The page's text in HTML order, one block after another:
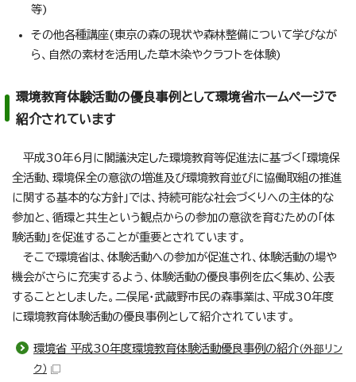
等)
その他各種講座(東京の森の現状や森林整備について学びなが
ら、自然の素材を活用した草木染やクラフトを体験)
環境教育体験活動の優良事例として環境省ホームページで
紹介されています
平成30年6月に閣議決定した環境教育等促進法に基づく「環境保
全活動、環境保全の意欲の増進及び環境教育並びに協働取組の推進
に関する基本的な方針」では、持続可能な社会づくりへの主体的な
参加と、循環と共生という観点からの参加の意欲を育むための「体
験活動」を促進することが重要とされています。
そこで環境省は、体験活動への参加が促進され、体験活動の場や
機会がさらに充実するよう、体験活動の優良事例を広く集め、公表
することとしました。二俣尾・武蔵野市民の森事業は、平成30年度
に環境教育体験活動の優良事例として紹介されています。
環境省 平成30年度環境教育体験活動優良事例の紹介（外部リン
ク）